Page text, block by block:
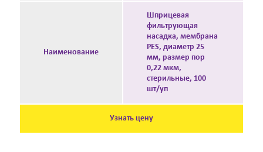
Наименование
Шприцевая
фильтрующая
насадка, мембрана
PES, диаметр 25
мм, размер пор
0,22 мкм,
стерильные, 100
шт/уп
Узнать цену